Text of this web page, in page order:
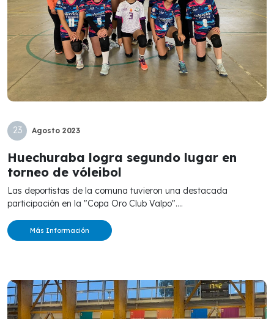
23 Agosto 2023
Huechuraba logra segundo lugar en
torneo de vóleibol
Las deportistas de la comuna tuvieron una destacada
participación en la "Copa Oro Club Valpo"....
Más Información